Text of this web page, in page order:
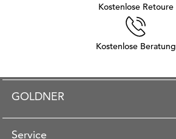
Kostenlose Retoure
Kostenlose Beratung
GOLDNER
Service